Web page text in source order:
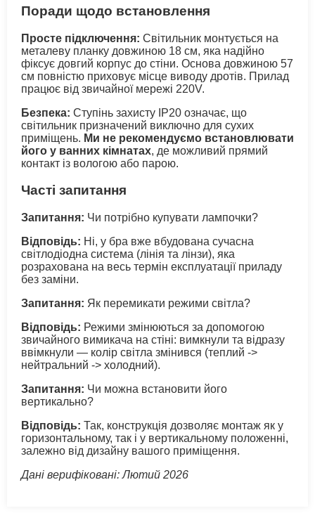
Поради щодо встановлення
Просте підключення: Світильник монтується на
металеву планку довжиною 18 см, яка надійно
фіксує довгий корпус до стіни. Основа довжиною 57
см повністю приховує місце виводу дротів. Прилад
працює від звичайної мережі 220V.
Безпека: Ступінь захисту IP20 означає, що
світильник призначений виключно для сухих
приміщень. Ми не рекомендуємо встановлювати
його у ванних кімнатах, де можливий прямий
контакт із вологою або парою.
Часті запитання
Запитання: Чи потрібно купувати лампочки?
Відповідь: Ні, у бра вже вбудована сучасна
світлодіодна система (лінія та лінзи), яка
розрахована на весь термін експлуатації приладу
без заміни.
Запитання: Як перемикати режими світла?
Відповідь: Режими змінюються за допомогою
звичайного вимикача на стіні: вимкнули та відразу
ввімкнули — колір світла змінився (теплий ->
нейтральний -> холодний).
Запитання: Чи можна встановити його
вертикально?
Відповідь: Так, конструкція дозволяє монтаж як у
горизонтальному, так і у вертикальному положенні,
залежно від дизайну вашого приміщення.
Дані верифіковані: Лютий 2026